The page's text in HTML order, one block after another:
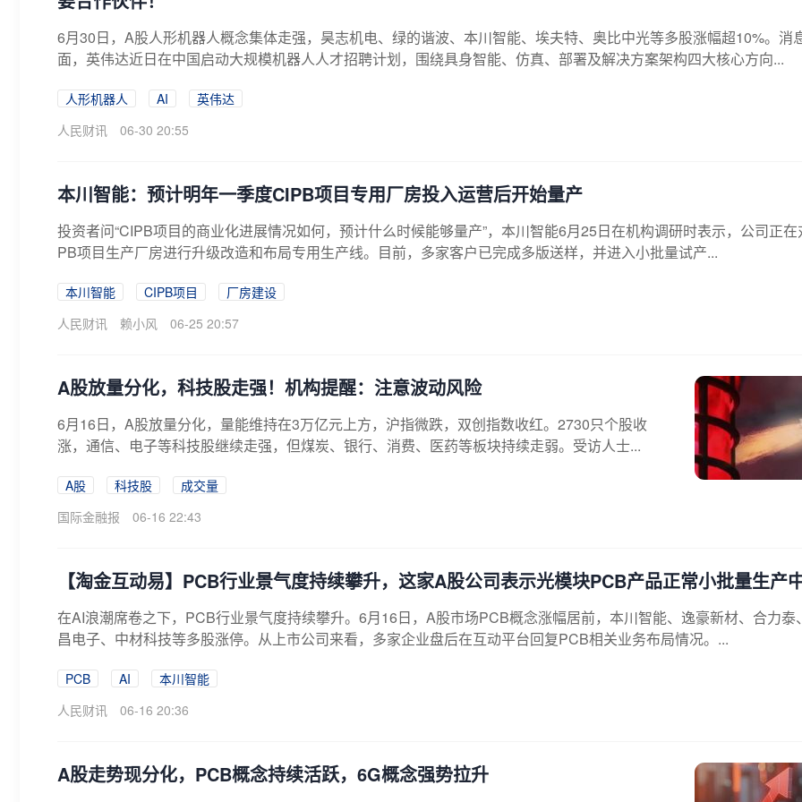
6月30日，A股人形机器人概念集体走强，昊志机电、绿的谐波、本川智能、埃夫特、奥比中光等多股涨幅超10%。消
面，英伟达近日在中国启动大规模机器人人才招聘计划，围绕具身智能、仿真、部署及解决方案架构四大核心方向...
人形机器人 AI
英伟达
人民财讯
06-30 20:55
本川智能：预计明年一季度CIPB项目专用厂房投入运营后开始量产
投资者问“CIPB项目的商业化进展情况如何，预计什么时候能够量产”，本川智能6月25日在机构调研时表示，公司正在
PB项目生产厂房进行升级改造和布局专用生产线。目前，多家客户已完成多版送样，并进入小批量试产...
本川智能 CIPB项目
厂房建设
人民财讯
赖小风 06-25 20:57
A股放量分化，科技股走强！机构提醒：注意波动风险
6月16日，A股放量分化，量能维持在3万亿元上方，沪指微跌，双创指数收红。2730只个股收
涨，通信、电子等科技股继续走强，但煤炭、银行、消费、医药等板块持续走弱。受访人士...
A股 科技股
成交量
国际金融报
06-16 22:43
【淘金互动易】PCB行业景气度持续攀升，这家A股公司表示光模块PCB产品正常小批量生产
在AI浪潮席卷之下，PCB行业景气度持续攀升。6月16日，A股市场PCB概念涨幅居前，本川智能、逸豪新材、合力泰
昌电子、中材科技等多股涨停。从上市公司来看，多家企业盘后在互动平台回复PCB相关业务布局情况。...
PCB AI
本川智能
人民财讯
06-16 20:36
A股走势现分化，PCB概念持续活跃，6G概念强势拉升